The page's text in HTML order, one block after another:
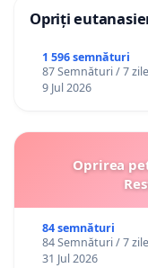
Opriți
1 596 semnături
87 Semnături / 7 zile
9 Jul 2026
Oprirea
84 semnături
84 Semnături / 7 zile
31 Jul 2026